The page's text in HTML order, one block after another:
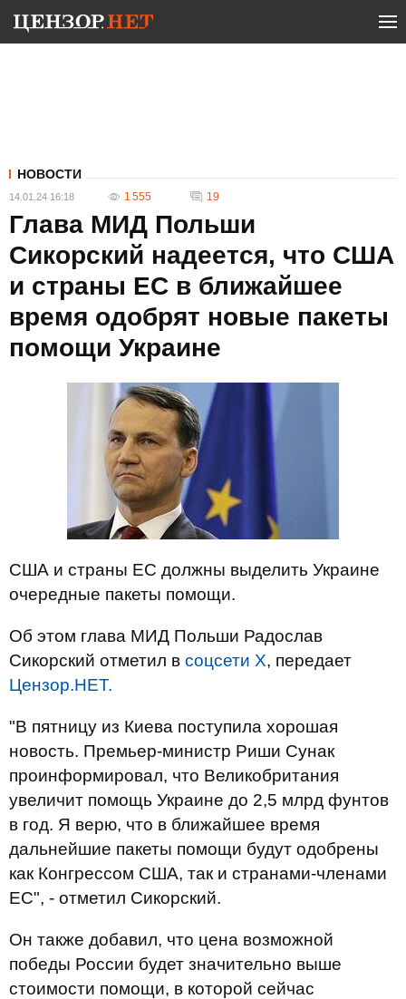
НОВОСТИ
14.01.24 16:18 1 555 19
Глава МИД Польши
Сикорский надеется, что США
и страны ЕС в ближайшее
время одобрят новые пакеты
помощи Украине
США и страны ЕС должны выделить Украине
очередные пакеты помощи.
Об этом глава МИД Польши Радослав
Сикорский отметил в соцсети X, передает
Цензор.НЕТ.
"В пятницу из Киева поступила хорошая
новость. Премьер-министр Риши Сунак
проинформировал, что Великобритания
увеличит помощь Украине до 2,5 млрд фунтов
в год. Я верю, что в ближайшее время
дальнейшие пакеты помощи будут одобрены
как Конгрессом США, так и странами-членами
ЕС", - отметил Сикорский.
Он также добавил, что цена возможной
победы России будет значительно выше
стоимости помощи, в которой сейчас